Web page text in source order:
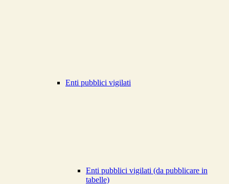
Enti pubblici vigilati
Enti pubblici vigilati (da pubblicare in
tabelle)